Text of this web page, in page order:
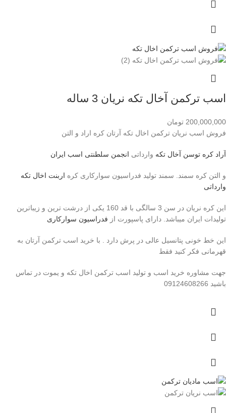
اسب ترکمن آخال تکه نریان 3 ساله
200,000,000 تومان
فروش اسب نریان ترکمن اخال تکه آرتان کره اراد و التن
آراد کره توسن آخال تکه وارداتی انجمن سلطنتی اسب ایران
و التن کره سمند. سمند تولید فدراسیون سوارکاری کره اربنت اخال تکه
وارداتی
این کره نریان در سن 3 سالگی با قد 160 یکی از درشت ترین و زیباترین
تولیدات ایران میباشد. دارای پاسپورت از فدراسیون سوارکاری
این خط خونی پتانسیل عالی در پرش دارد . با خرید اسب ترکمن آرتان به
قهرمانی فکر کنید فقط
جهت مشاوره خرید اسب و تولید اسب ترکمن اخال تکه و یموت در تماس
باشید 09124608266